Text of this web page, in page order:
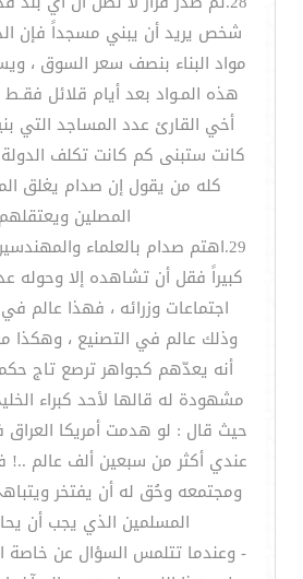
شخص يريد أن يبني مسجداً فإن
مواد البناء بنصف سعر السوق ،
هذه المـواد بعد أيام قلائل
أخي القارئ عدد المساجد التي
كانت ستبنى كم كانت تكلف
كله من يقول إن صدام يغلق
المصلين
29.اهتم صدام بالعلماء
كبيراً فقل أن تشاهده إلا
اجتماعات وزرائه ، فهذا عالم في
وذلك عالم في التصنيع ،
أنه يعدّهم كجواهر ترصع تاج
مشهودة له قالها لأحد كبراء
حيث قال : لو هدمت أمريكا
عندي أكثر من سبعين ألف عالم
ومجتمعه وحُق له أن يفتخر
المسلمين الذي يجب أن
- وعندما تتلمس السؤال عن خاصة